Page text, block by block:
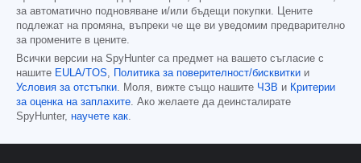
за автоматично подновяване и/или бъдещи покупки. Цените
подлежат на промяна, въпреки че ще ви уведомим предварително
за промените в цените.
Всички версии на SpyHunter са предмет на вашето съгласие с
нашите EULA/TOS Политика за поверителност/бисквитки и
Условия за отстъпки . Моля, вижте също нашите ЧЗВ и Критерии
за оценка на заплахите . Ако желаете да деинсталирате
SpyHunter, научете как